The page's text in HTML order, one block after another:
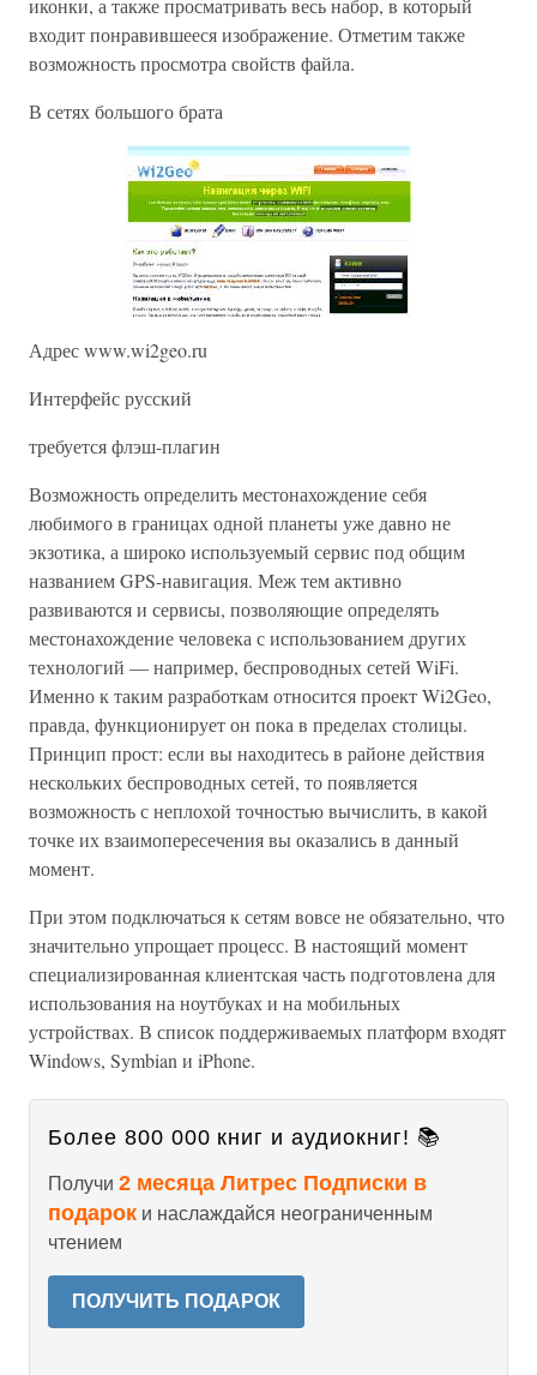
иконки, а также просматривать весь набор, в который
входит понравившееся изображение. Отметим также
возможность просмотра свойств файла.
В сетях большого брата
Адрес www.wi2geo.ru
Интерфейс русский
требуется флэш-плагин
Возможность определить местонахождение себя
любимого в границах одной планеты уже давно не
экзотика, а широко используемый сервис под общим
названием GPS-навигация. Меж тем активно
развиваются и сервисы, позволяющие определять
местонахождение человека с использованием других
технологий — например, беспроводных сетей WiFi.
Именно к таким разработкам относится проект Wi2Geo,
правда, функционирует он пока в пределах столицы.
Принцип прост: если вы находитесь в районе действия
нескольких беспроводных сетей, то появляется
возможность с неплохой точностью вычислить, в какой
точке их взаимопересечения вы оказались в данный
момент.
При этом подключаться к сетям вовсе не обязательно, что
значительно упрощает процесс. В настоящий момент
специализированная клиентская часть подготовлена для
использования на ноутбуках и на мобильных
устройствах. В список поддерживаемых платформ входят
Windows, Symbian и iPhone.
Более 800 000 книг и аудиокниг! 📚
Получи 2 месяца Литрес Подписки в
подарок и наслаждайся неограниченным
чтением
ПОЛУЧИТЬ ПОДАРОК